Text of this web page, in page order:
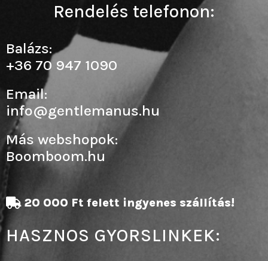
20 000 Ft felett ingyenes szállítás!
HASZNOS GYORSLINKEK:
Rendelés telefonon:
Balázs:
+36 70 947 1090
Email:
info@gentlemanus.hu
Más webshopok:
Boomboom.hu